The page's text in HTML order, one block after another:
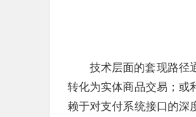
技术层面的套现路径
转化为实体商品交易；或
赖于对支付系统接口的深